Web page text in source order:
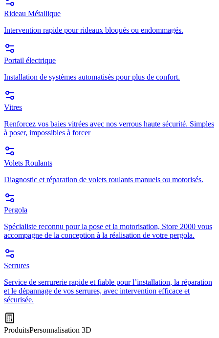
Rideau Métallique
Intervention rapide pour rideaux bloqués ou endommagés.
Portail électrique
Installation de systèmes automatisés pour plus de confort.
Vitres
Renforcez vos baies vitrées avec nos verrous haute sécurité. Simples
à poser, impossibles à forcer
Volets Roulants
Diagnostic et réparation de volets roulants manuels ou motorisés.
Pergola
Spécialiste reconnu pour la pose et la motorisation, Store 2000 vous
accompagne de la conception à la réalisation de votre pergola.
Serrures
Service de serrurerie rapide et fiable pour l’installation, la réparation
et le dépannage de vos serrures, avec intervention efficace et
sécurisée.
ProduitsPersonnalisation 3D